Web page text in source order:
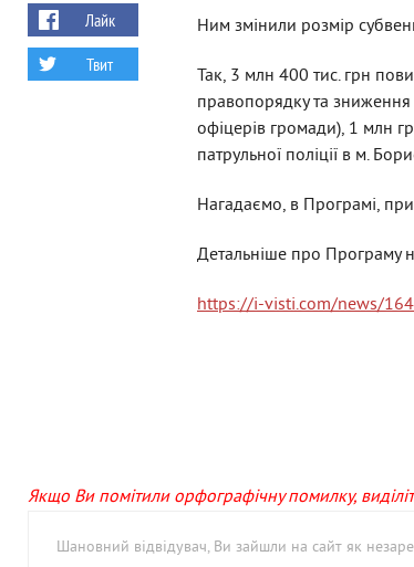
Ним змінили розмір
Так, 3 млн 400 тис. грн
правопорядку та зниження
офіцерів громади), 1 млн
патрульної поліції в м.
Нагадаємо, в Програмі,
Детальніше про Програму
https://i-visti.com/news/
Лайк
Твит
Якщо Ви помітили орфографічну помилку,
Шановний відвідувач, Ви зайшли на сайт як